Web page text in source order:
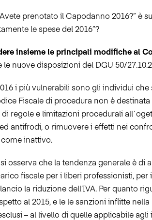
prenotato il Capodanno 2016?” è
le spese del 2016”?
insieme le principali modifiche al
nuove disposizioni del DGU 50/
i più vulnerabili sono gli individui
Fiscale di procedura non è
regole e limitazioni procedurali
antifrodi, o rimuovere i effetti nei
inattivo.
osserva che la tendenza generale è di
fiscale per i liberi professionisti, per i
la riduzione dell’IVA. Per quanto
al 2015, e le le sanzioni inflitte
– al livello di quelle applicabile agli